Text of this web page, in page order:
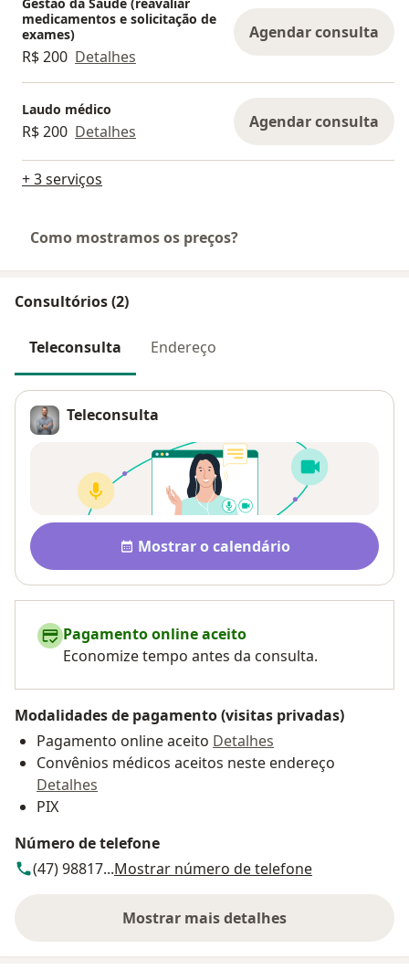
medicamentos e solicitação de
exames)
R$ 200 Detalhes
Agendar consulta
Laudo médico
R$ 200 Detalhes Agendar consulta
+ 3 serviços
Como mostramos os preços?
Consultórios (2)
Teleconsulta Endereço
Teleconsulta
Disponibilidade
Mostrar o calendário
Pagamento online aceito
Economize tempo antes da consulta.
Modalidades de pagamento (visitas privadas)
Pagamento online aceito Detalhes
Convênios médicos aceitos neste endereço
Detalhes
PIX
Número de telefone
(47) 98817...Mostrar número de telefone
Mostrar mais detalhes
sobre o endereço